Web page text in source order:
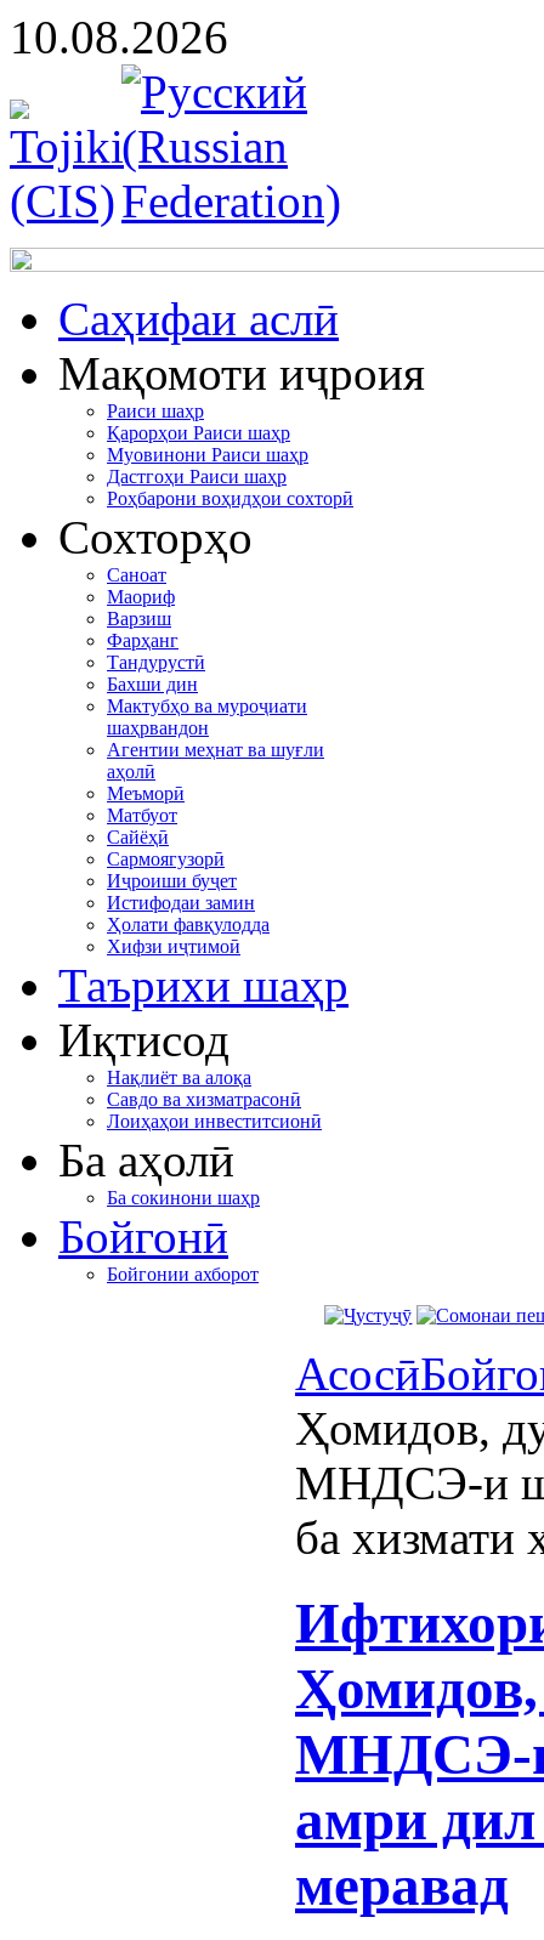
10.08.2026
Cаҳифаи аслӣ
Мақомоти иҷроия
Раиси шаҳр
Қарорҳои Раиси шаҳр
Муовинони Раиси шаҳр
Дастгоҳи Раиси шаҳр
Роҳбарони воҳидҳои сохторӣ
Сохторҳо
Саноат
Маориф
Варзиш
Фарҳанг
Тандурустӣ
Бахши дин
Мактубҳо ва муроҷиати
шаҳрвандон
Агентии меҳнат ва шуғли
аҳолӣ
Меъморӣ
Матбуот
Сайёҳӣ
Сармоягузорӣ
Иҷроиши буҷет
Истифодаи замин
Ҳолати фавқулодда
Хифзи иҷтимоӣ
Таърихи шаҳр
Иқтисод
Нақлиёт ва алоқа
Савдо ва хизматрасонӣ
Лоиҳаҳои инвеститсионӣ
Ба аҳолӣ
Ба сокинони шаҳр
Бойгонӣ
Бойгонии ахборот
Асосӣ
Ҳомидов,
МНДСЭ-и
ба хизмати
Ҳомидов,
МНДСЭ-и
амри дил
меравад